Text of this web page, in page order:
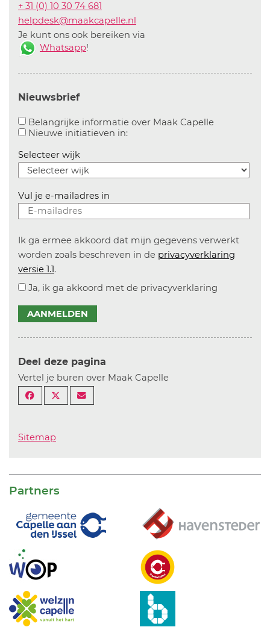
+ 31 (0) 10 30 74 681
helpdesk@maakcapelle.nl
Je kunt ons ook bereiken via
Whatsapp!
Nieuwsbrief
Belangrijke informatie over Maak CapelleAanvinken
Nieuwe initiatieven in:Aanvinken om informatie over
Selecteer wijk
Vul je e-mailadres in
Ik ga ermee akkoord dat mijn gegevens verwerkt
worden zoals beschreven in de privacyverklaring
versie 1.1.
Ja, ik ga akkoord met de privacyverklaring
AANMELDEN
Deel deze pagina
Vertel je buren over Maak Capelle
Sitemap
Partners